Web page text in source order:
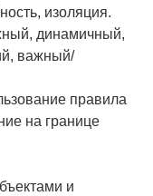
изоляция.
динамичный,
важный/
правила
на границе
и